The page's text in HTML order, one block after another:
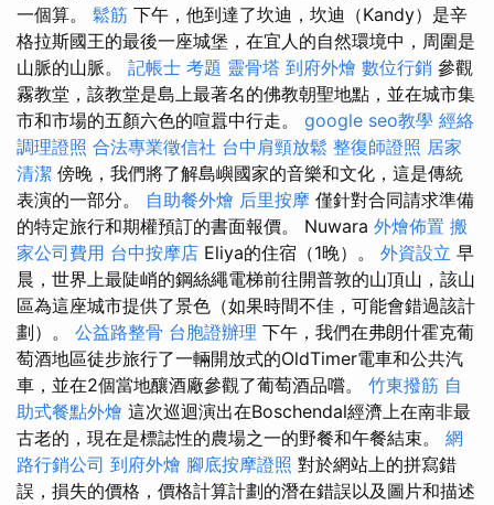
一個算。 鬆筋 下午，他到達了坎迪，坎迪（Kandy）是辛
格拉斯國王的最後一座城堡，在宜人的自然環境中，周圍是
山脈的山脈。 記帳士 考題 靈骨塔 到府外燴 數位行銷 參觀
霧教堂，該教堂是島上最著名的佛教朝聖地點，並在城市集
市和市場的五顏六色的喧囂中行走。 google seo教學 經絡
調理證照 合法專業徵信社 台中肩頸放鬆 整復師證照 居家
清潔 傍晚，我們將了解島嶼國家的音樂和文化，這是傳統
表演的一部分。 自助餐外燴 后里按摩 僅針對合同請求準備
的特定旅行和期權預訂的書面報價。 Nuwara 外燴佈置 搬
家公司費用 台中按摩店 Eliya的住​​宿（1晚）。 外資設立 早
晨，世界上最陡峭的鋼絲繩電梯前往開普敦的山頂山，該山
區為這座城市提供了景色（如果時間不佳，可能會錯過該計
劃）。 公益路整骨 台胞證辦理 下午，我們在弗朗什霍克葡
萄酒地區徒步旅行了一輛開放式的OldTimer電車和公共汽
車，並在2個當地釀酒廠參觀了葡萄酒品嚐。 竹東撥筋 自
助式餐點外燴 這次巡迴演出在Boschendal經濟上在南非最
古老的，現在是標誌性的農場之一的野餐和午餐結束。 網
路行銷公司 到府外燴 腳底按摩證照 對於網站上的拼寫錯
誤，損失的價格，價格計算計劃的潛在錯誤以及圖片和描述